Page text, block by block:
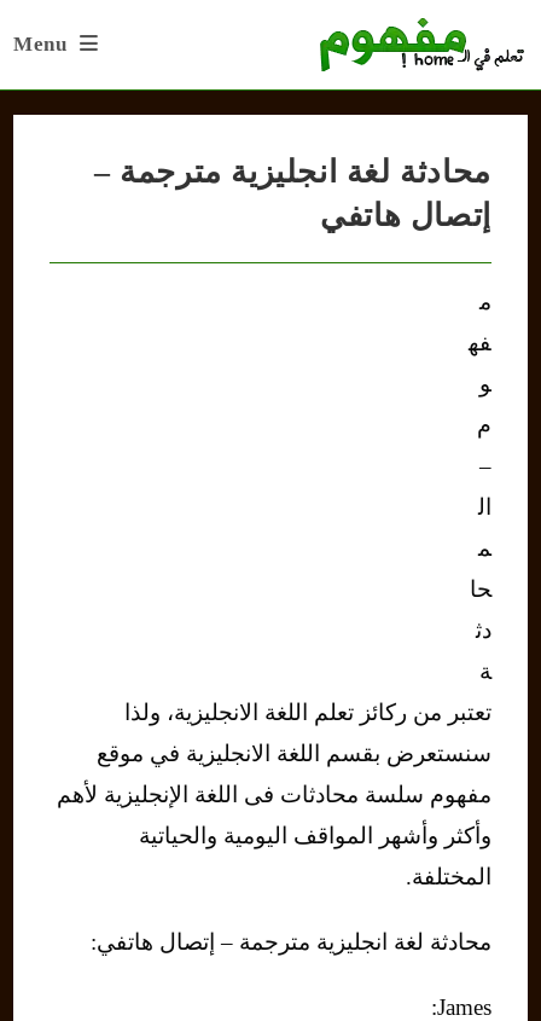
Menu
محادثة لغة انجليزية مترجمة –
إتصال هاتفي
م
فه
و
م
–
ال
م
حا
دث
ة
تعتبر من ركائز تعلم اللغة الانجليزية، ولذا
سنستعرض بقسم اللغة الانجليزية في موقع
مفهوم سلسة محادثات فى اللغة الإنجليزية لأهم
وأكثر وأشهر المواقف اليومية والحياتية
المختلفة.
محادثة لغة انجليزية مترجمة – إتصال هاتفي:
James: